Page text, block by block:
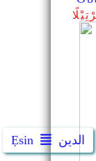
Ẹsin الدين